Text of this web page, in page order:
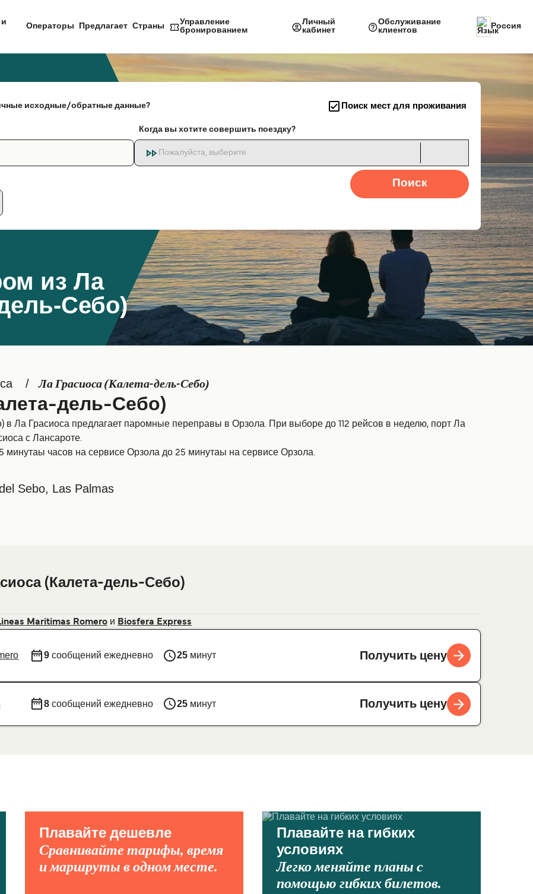
Операторы Предлагает Страны
Управление
бронированием
Личный
кабинет
Обслуживание
клиентов
Россия
из Ла
Себо)
исходные/обратные данные? Поиск мест для проживания
Когда вы хотите совершить поездку?
Пожалуйста, выберите
Поиск
Ла Грасиоса (Калета-дель-Себо)
дель-Себо)
в Ла Грасиоса предлагает паромные переправы в Орзола. При выборе до 112 рейсов в неделю, порт Ла
с Лансароте.
минутаы часов на сервисе Орзола до 25 минутаы на сервисе Орзола.
Sebo, Las Palmas
(Калета-дель-Себо)
Maritimas Romero и Biosfera Express
9сообщений ежедневно 25минут Получить цену
8сообщений ежедневно 25минут Получить цену
Плавайте дешевле
Сравнивайте тарифы, время
и маршруты в одном месте.
Плавайте на гибких
условиях
Легко меняйте планы с
помощью гибких билетов.